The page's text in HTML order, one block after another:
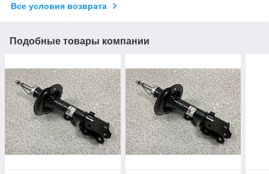
Все условия возврата
Подобные товары компании